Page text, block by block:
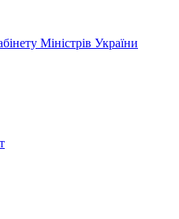
Міністрів України